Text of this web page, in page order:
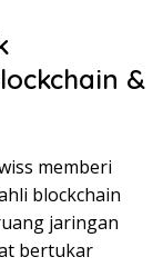
&
memberi
blockchain
jaringan
bertukar